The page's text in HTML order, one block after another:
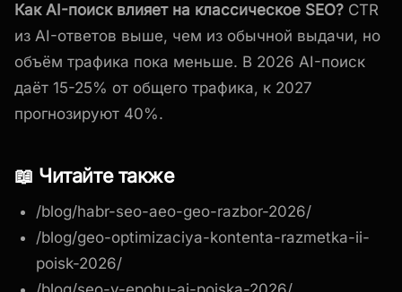
Как AI-поиск влияет на классическое SEO? CTR
из AI-ответов выше, чем из обычной выдачи, но
объём трафика пока меньше. В 2026 AI-поиск
даёт 15-25% от общего трафика, к 2027
прогнозируют 40%.
📖 Читайте также
/blog/habr-seo-aeo-geo-razbor-2026/
/blog/geo-optimizaciya-kontenta-razmetka-ii-
poisk-2026/